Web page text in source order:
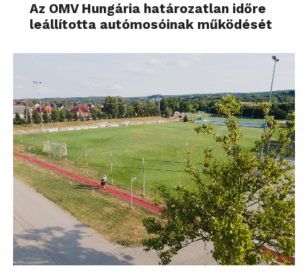
Az OMV Hungária határozatlan időre
leállította autómosóinak működését